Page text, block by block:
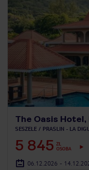
The Oasis
SESZELE PRASLIN - LA
5 845 ZŁ
OSOBA
06.12.2026 -